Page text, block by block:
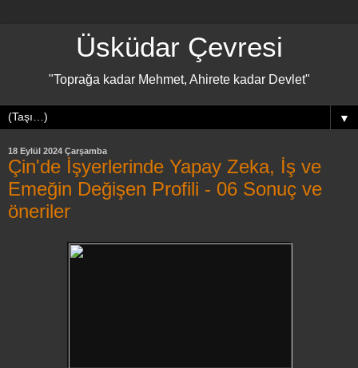
Üsküdar Çevresi
"Toprağa kadar Mehmet, Ahirete kadar Devlet"
▼
18 Eylül 2024 Çarşamba
Çin'de İşyerlerinde Yapay Zeka, İş ve
Emeğin Değişen Profili - 06 Sonuç ve
öneriler